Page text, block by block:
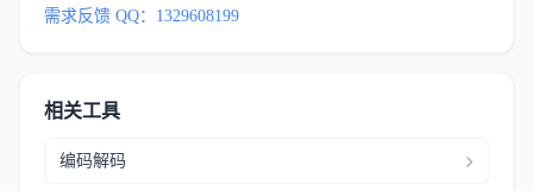
需求反馈 QQ：1329608199
相关工具
编码解码